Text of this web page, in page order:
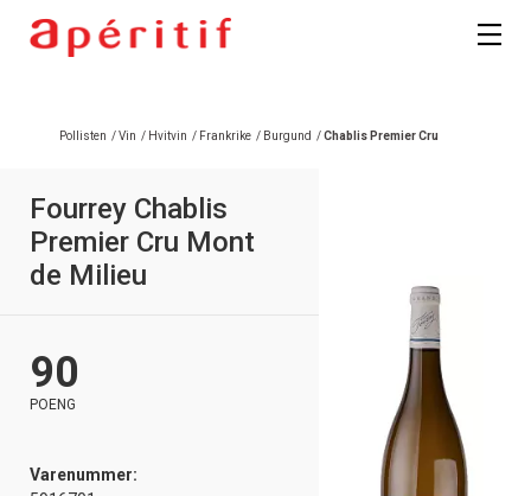
Pollisten /Vin / Hvitvin / Frankrike / Burgund /Chablis Premier Cru
Fourrey Chablis
Premier Cru Mont
de Milieu
90
POENG
Varenummer: